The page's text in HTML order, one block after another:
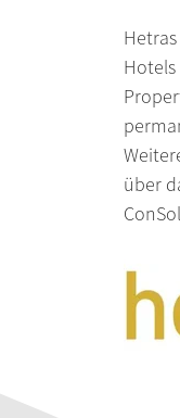
über